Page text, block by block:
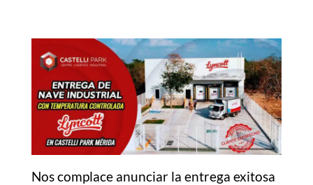
Nos complace anunciar la entrega exitosa